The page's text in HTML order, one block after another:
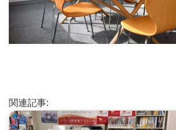
関連記事: